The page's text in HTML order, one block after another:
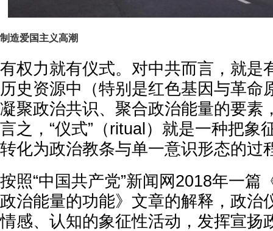
制造爱国主义高潮
有权力就有仪式。对中共而言，就是
历史资源中（特别是红色基因与革命
凝聚政治共识、聚合政治能量的要素
言之，“仪式”（ritual）就是一种把象
转化为政治教条与单一意识形态的过
按照“中国共产党”新闻网2018年一篇
政治能量的功能》文章的解释，政治
情感、认知的象征性活动，发挥宣扬